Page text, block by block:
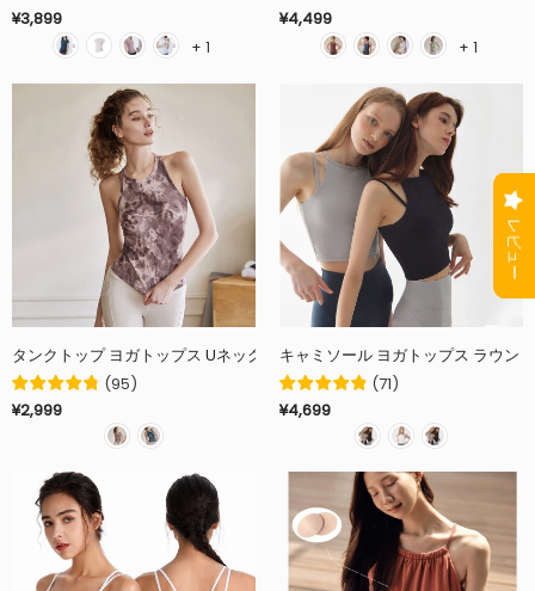
¥3,899
+ 1
¥4,499
+ 1
タンクトップ ヨガトップス Uネック カップ付き タイ
(95)
¥2,999
キャミソール ヨガトップス ラウン
(71)
¥4,699